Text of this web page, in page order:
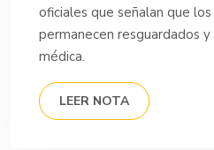
oficiales que señalan que
permanecen resguardados
médica.
LEER NOTA